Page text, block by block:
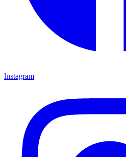
Instagram